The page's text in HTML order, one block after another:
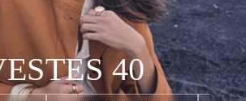
40